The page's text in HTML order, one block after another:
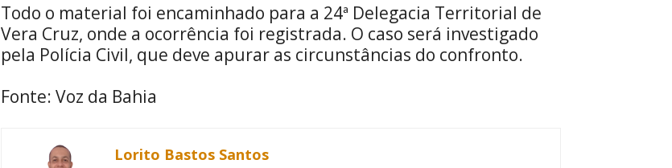
Todo o material foi encaminhado para a 24ª Delegacia Territorial de
Vera Cruz, onde a ocorrência foi registrada. O caso será investigado
pela Polícia Civil, que deve apurar as circunstâncias do confronto.
Fonte: Voz da Bahia
Lorito Bastos Santos